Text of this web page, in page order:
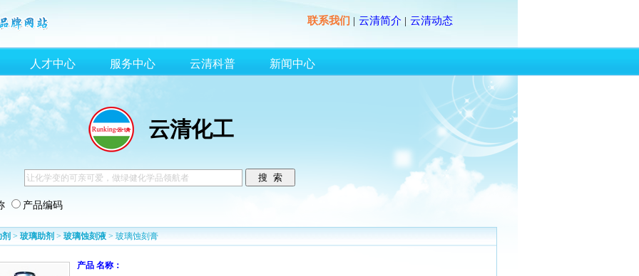
联系我们 云清简介 云清动态
人才中心 服务中心 云清科普 新闻中心
云清化工
产品编码
> 玻璃助剂 > 玻璃蚀刻液> 玻璃蚀刻膏
产品 名称：